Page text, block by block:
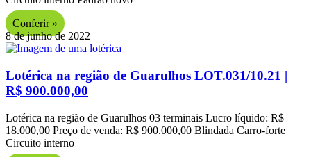
Conferir »
8 de junho de 2022
Lotérica na região de Guarulhos LOT.031/10.21 |
R$ 900.000,00
Lotérica na região de Guarulhos 03 terminais Lucro líquido: R$
18.000,00 Preço de venda: R$ 900.000,00 Blindada Carro-forte
Circuito interno